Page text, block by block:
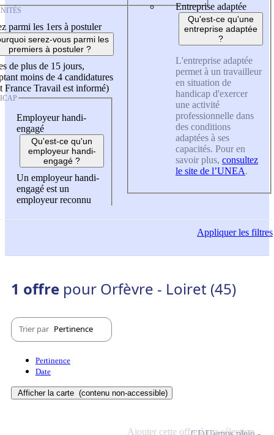
parmi les 1ers à postuler
serez-vous parmi les
premiers à postuler ?
de plus de 15 jours,
moins de 4 candidatures
France Travail est informé)
Employeur handi-
engagé
Qu'est-ce qu'un
employeur handi-
engagé ?
Un employeur handi-
engagé est un
employeur reconnu
Entreprise adaptée
Qu'est-ce qu'une
entreprise adaptée
?
L'entreprise adaptée
permet à un travailleur
en situation de
handicap d'exercer
une activité
professionnelle dans
des conditions
adaptées à ses
capacités. Pour en
savoir plus, consultez
le site de l’UNEA.
Appliquerles filtres
1 offre pour Orfèvre - Loiret (45)
Trier par Pertinence
Pertinence
Date
Afficher la carte (contenu non-accessible)
Ajouter cette offre à ma sélection